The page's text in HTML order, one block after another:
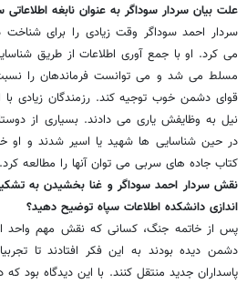
علت بیان سردار سوداگر به عنوان نابغه
سردار احمد سوداگر وقت زیادی را برای
می کرد. او با جمع آوری اطلاعات از طریق
مسلط می شد و می توانست فرماندهان را
قوای دشمن خوب توجیه کند. رزمندگان زیادی با
نیل به وظایفش یاری می دادند. بسیاری از
در حین شناسایی ها شهید یا اسیر شدند و او
کتاب جاده های سربی می توان آنها را مطالعه کرد.
نقش سردار احمد سوداگر و غنا بخشیدن به
اندازی دانشکده اطلاعات سپاه توضیح دهید؟
پس از خاتمه جنگ، کسانی که نقش مهم واحد
دشمن دیده بودند به این فکر افتادند تا
پاسداران جدید منتقل کنند. با این دیدگاه بود